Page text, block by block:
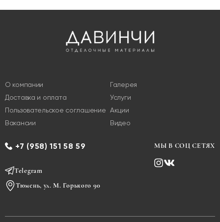
О компании
Доставка и оплата
Пользовательское соглашение
Вакансии
Галерея
Услуги
Акции
Видео
+7 (958) 151 58 59
Telegram
Тюмень, ул. М. Горького 90
МЫ В СОЦ СЕТЯХ